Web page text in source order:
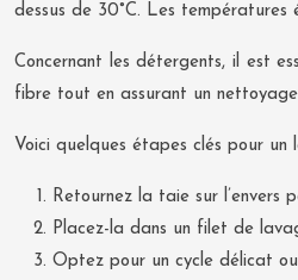
dessus de 30°C. Les
Concernant les détergents, il est
fibre tout en assurant un
Voici quelques étapes clés pour
Retournez la taie sur l’envers
Placez-la dans un filet de
Optez pour un cycle délicat